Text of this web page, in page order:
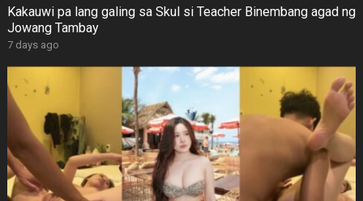
Kakauwi pa lang galing sa Skul si Teacher Binembang agad ng
Jowang Tambay
7 days ago